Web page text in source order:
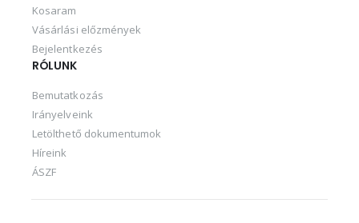
Kosaram
Vásárlási előzmények
Bejelentkezés
RÓLUNK
Bemutatkozás
Irányelveink
Letölthető dokumentumok
Híreink
ÁSZF